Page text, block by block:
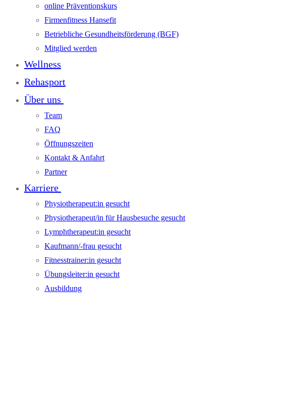
online Präventionskurs
Firmenfitness Hansefit
Betriebliche Gesundheitsförderung (BGF)
Mitglied werden
Wellness
Rehasport
Über uns
Team
FAQ
Öffnungszeiten
Kontakt & Anfahrt
Partner
Karriere
Physiotherapeut:in gesucht
Physiotherapeut/in für Hausbesuche gesucht
Lymphtherapeut:in gesucht
Kaufmann/-frau gesucht
Fitnesstrainer:in gesucht
Übungsleiter:in gesucht
Ausbildung